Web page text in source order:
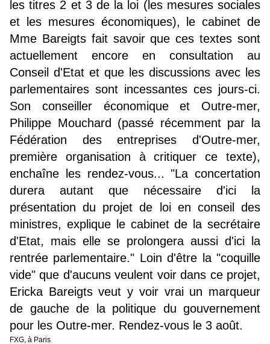
les titres 2 et 3 de la loi (les mesures sociales
et les mesures économiques), le cabinet de
Mme Bareigts fait savoir que ces textes sont
actuellement encore en consultation au
Conseil d'Etat et que les discussions avec les
parlementaires sont incessantes ces jours-ci.
Son conseiller économique et Outre-mer,
Philippe Mouchard (passé récemment par la
Fédération des entreprises d'Outre-mer,
première organisation à critiquer ce texte),
enchaîne les rendez-vous... "La concertation
durera autant que nécessaire d'ici la
présentation du projet de loi en conseil des
ministres, explique le cabinet de la secrétaire
d'Etat, mais elle se prolongera aussi d'ici la
rentrée parlementaire." Loin d'être la "coquille
vide" que d'aucuns veulent voir dans ce projet,
Ericka Bareigts veut y voir vrai un marqueur
de gauche de la politique du gouvernement
pour les Outre-mer. Rendez-vous le 3 août.
FXG, à Paris